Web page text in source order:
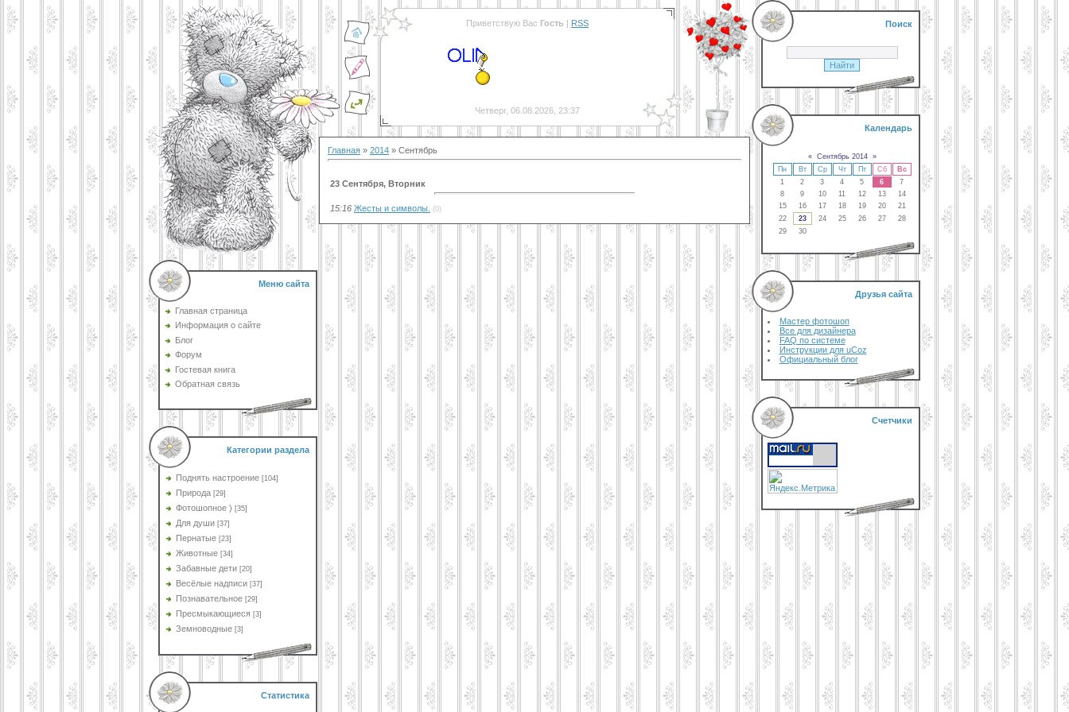
Меню сайта
Главная страница
Информация о сайте
Блог
Форум
Гостевая книга
Обратная связь
Категории раздела
Поднять настроение [104]
Природа [29]
Фотошопное ) [35]
Для души [37]
Пернатые [23]
Животные [34]
Забавные дети [20]
Весёлые надписи [37]
Познавательное [29]
Пресмыкающиеся [3]
Земноводные [3]
Статистика
Приветствую Вас Гость | RSS
Четверг, 06.08.2026, 23:37
Главная » 2014 » Сентябрь
23 Сентября, Вторник
15:16 Жесты и символы. (0)
Поиск
Календарь
« Сентябрь 2014
»
Пн
Вт Ср Чт Пт Сб
Вс
1
2 3 4 5 6
7
8
9 10 11 12 13
14
15
16 17 18 19 20
21
22
23 24 25 26 27
28
29
30
Друзья сайта
Мастер фотошоп
Все для дизайнера
FAQ по системе
Инструкции для uCoz
Официальный блог
Счетчики